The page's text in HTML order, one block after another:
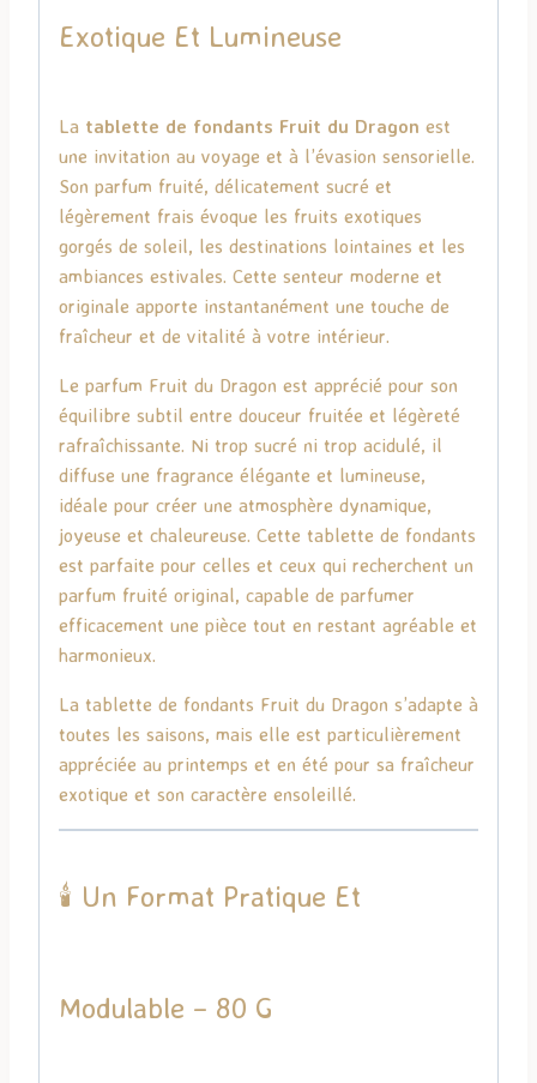
Exotique Et Lumineuse
La tablette de fondants Fruit du Dragon est
une invitation au voyage et à l’évasion sensorielle.
Son parfum fruité, délicatement sucré et
légèrement frais évoque les fruits exotiques
gorgés de soleil, les destinations lointaines et les
ambiances estivales. Cette senteur moderne et
originale apporte instantanément une touche de
fraîcheur et de vitalité à votre intérieur.
Le parfum Fruit du Dragon est apprécié pour son
équilibre subtil entre douceur fruitée et légèreté
rafraîchissante. Ni trop sucré ni trop acidulé, il
diffuse une fragrance élégante et lumineuse,
idéale pour créer une atmosphère dynamique,
joyeuse et chaleureuse. Cette tablette de fondants
est parfaite pour celles et ceux qui recherchent un
parfum fruité original, capable de parfumer
efficacement une pièce tout en restant agréable et
harmonieux.
La tablette de fondants Fruit du Dragon s’adapte à
toutes les saisons, mais elle est particulièrement
appréciée au printemps et en été pour sa fraîcheur
exotique et son caractère ensoleillé.
🕯️ Un Format Pratique Et
Modulable – 80 G